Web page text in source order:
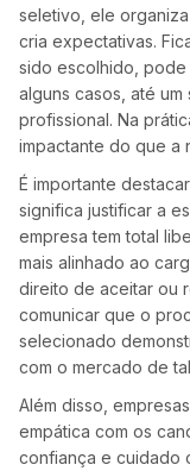
seletivo, ele
cria expectativas.
sido escolhido, pode
alguns casos, até
profissional. Na
impactante do que a
É importante
significa justificar a
empresa tem total
mais alinhado ao
direito de aceitar ou
comunicar que o
selecionado
com o mercado de
Além disso,
empática com os
confiança e cuidado